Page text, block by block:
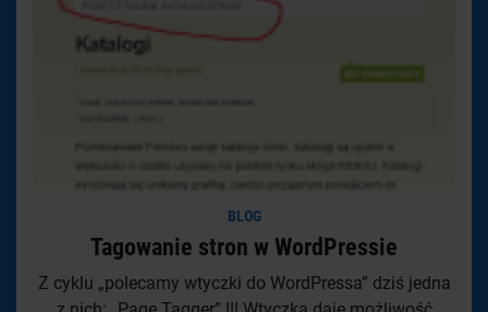
BLOG
Tagowanie stron w WordPressie
Z cyklu „polecamy wtyczki do WordPressa” dziś jedna